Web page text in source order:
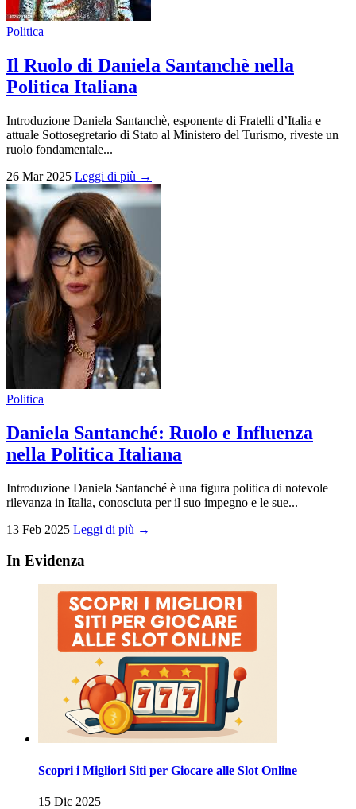
Politica
Il Ruolo di Daniela Santanchè nella
Politica Italiana
Introduzione Daniela Santanchè, esponente di Fratelli d’Italia e
attuale Sottosegretario di Stato al Ministero del Turismo, riveste un
ruolo fondamentale...
26 Mar 2025 Leggi di più →
Politica
Daniela Santanché: Ruolo e Influenza
nella Politica Italiana
Introduzione Daniela Santanché è una figura politica di notevole
rilevanza in Italia, conosciuta per il suo impegno e le sue...
13 Feb 2025 Leggi di più →
In Evidenza
Scopri i Migliori Siti per Giocare alle Slot Online
15 Dic 2025